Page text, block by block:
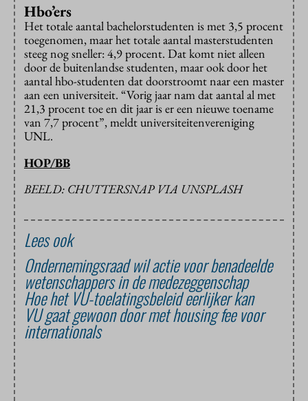
Hbo’ers
Het totale aantal bachelorstudenten is met 3,5 procent
toegenomen, maar het totale aantal masterstudenten
steeg nog sneller: 4,9 procent. Dat komt niet alleen
door de buitenlandse studenten, maar ook door het
aantal hbo-studenten dat doorstroomt naar een master
aan een universiteit. “Vorig jaar nam dat aantal al met
21,3 procent toe en dit jaar is er een nieuwe toename
van 7,7 procent”, meldt universiteitenvereniging
UNL.
HOP/BB
BEELD: CHUTTERSNAP VIA UNSPLASH
Lees ook
Ondernemingsraad wil actie voor benadeelde
wetenschappers in de medezeggenschap
Hoe het VU-toelatingsbeleid eerlijker kan
VU gaat gewoon door met housing fee voor
internationals